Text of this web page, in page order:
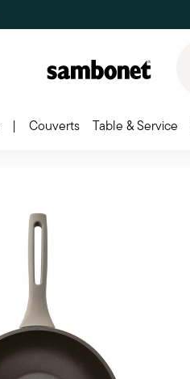
| Couverts Table & Service